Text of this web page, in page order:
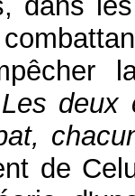
Les deux
de